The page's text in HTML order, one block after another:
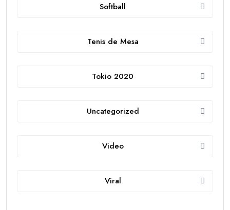
Softball
Tenis de Mesa
Tokio 2020
Uncategorized
Video
Viral